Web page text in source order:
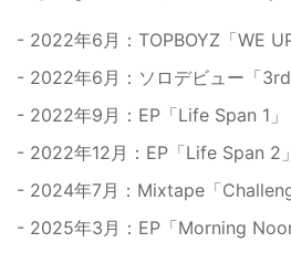
- 2022年6月：TOPBOYZ「WE UP
- 2022年6月：ソロデビュー「3rd
- 2022年9月：EP「Life Span 1」
- 2022年12月：EP「Life Span 2」
- 2024年7月：Mixtape「
- 2025年3月：EP「Morning